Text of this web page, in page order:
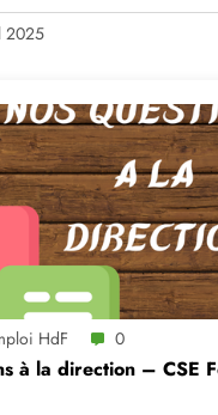
2025
HdF 0
à la direction – CSE